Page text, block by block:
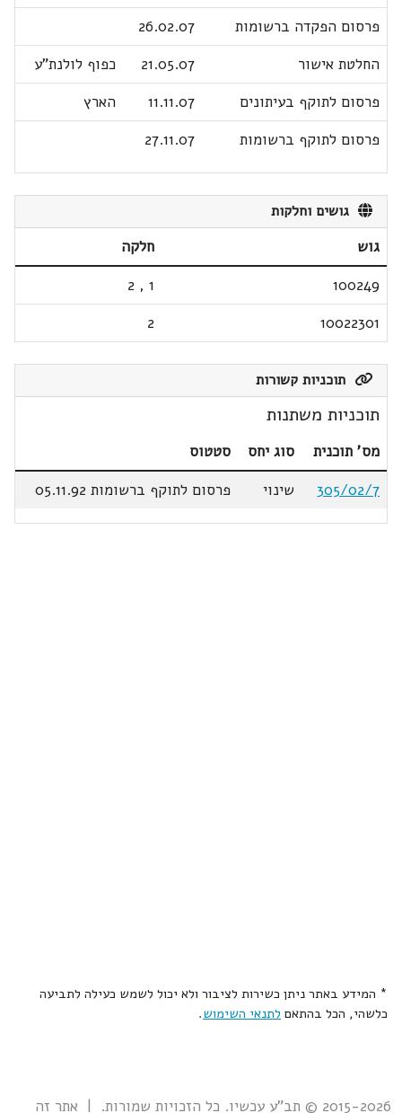
פרסום הפקדה ברשומות
26.02.07
החלטת אישור
21.05.07
כפוף לולנת"ע
פרסום לתוקף בעיתונים
11.11.07
הארץ
פרסום לתוקף ברשומות
27.11.07
גושים וחלקות
גוש
חלקה
100249
1
,
2
10022301
2
תוכניות קשורות
תוכניות משתנות
מס' תוכנית סוג יחס
סטטוס
305/02/7
שינוי פרסום לתוקף ברשומות 05.11.92
* המידע באתר ניתן כשירות לציבור ולא יכול לשמש כעילה לתביעה
כלשהי, הכל בהתאם לתנאי השימוש.
2015-2026 © תב"ע עכשיו. כל הזכויות שמורות. | אתר זה